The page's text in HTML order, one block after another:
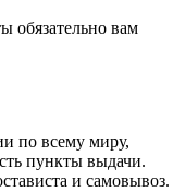
обязательно вам
по всему миру,
пункты выдачи.
и самовывоз.